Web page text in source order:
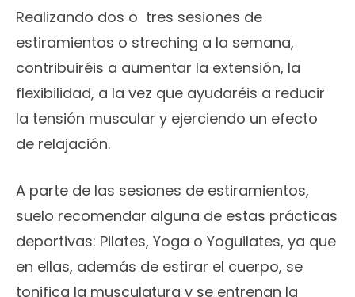
Realizando dos o tres sesiones de
estiramientos o streching a la semana,
contribuiréis a aumentar la extensión, la
flexibilidad, a la vez que ayudaréis a reducir
la tensión muscular y ejerciendo un efecto
de relajación.
A parte de las sesiones de estiramientos,
suelo recomendar alguna de estas prácticas
deportivas: Pilates, Yoga o Yoguilates, ya que
en ellas, además de estirar el cuerpo, se
tonifica la musculatura y se entrenan la